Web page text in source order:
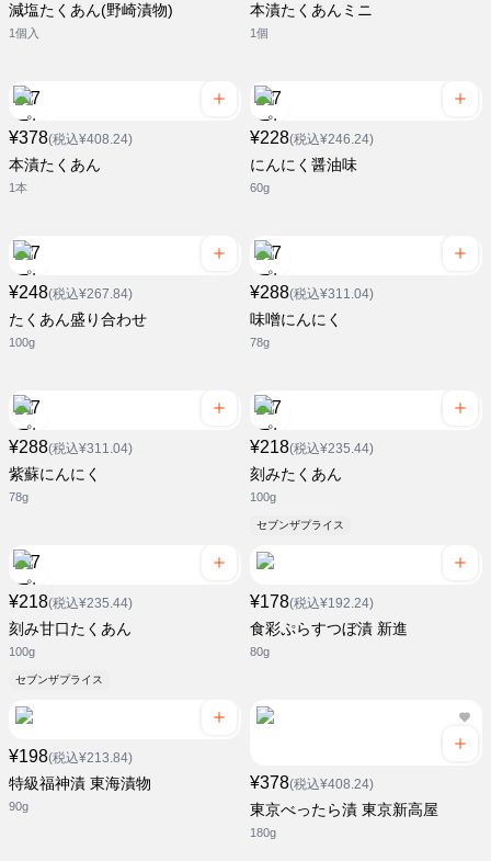
減塩たくあん(野崎漬物)
1個入
本漬たくあんミニ
1個
¥378(税込¥408.24)
本漬たくあん
1本
¥228(税込¥246.24)
にんにく醤油味
60g
¥248(税込¥267.84)
たくあん盛り合わせ
100g
¥288(税込¥311.04)
味噌にんにく
78g
¥288(税込¥311.04)
紫蘇にんにく
78g
¥218(税込¥235.44)
刻みたくあん
100g
セブンザプライス
¥218(税込¥235.44)
刻み甘口たくあん
100g
セブンザプライス
¥178(税込¥192.24)
食彩ぷらすつぼ漬 新進
80g
¥198(税込¥213.84)
特級福神漬 東海漬物
90g
¥378(税込¥408.24)
東京べったら漬 東京新高屋
180g